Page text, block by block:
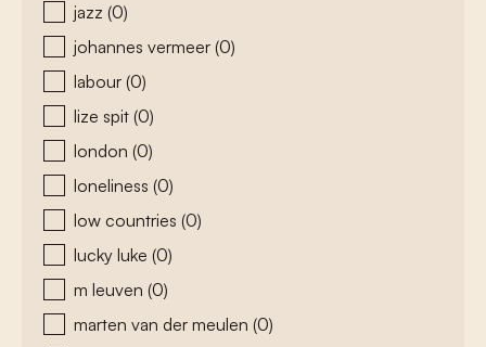
jazz (0)
johannes vermeer (0)
labour (0)
lize spit (0)
london (0)
loneliness (0)
low countries (0)
lucky luke (0)
m leuven (0)
marten van der meulen (0)